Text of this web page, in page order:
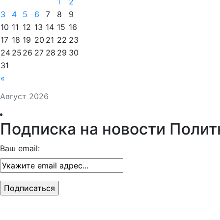
Август 2026
«
3
4 5 6 7 8
9
10 11 12 13 14 15 16
17 18 19 20 21 22 23
24 25 26 27 28 29 30
31
Подписка на новости
Ваш email: